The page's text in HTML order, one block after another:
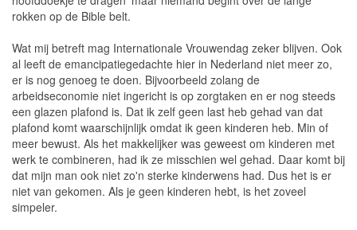
rokken op de Bible belt.
Wat mij betreft mag Internationale Vrouwendag zeker blijven. Ook
al leeft de emancipatiegedachte hier in Nederland niet meer zo,
er is nog genoeg te doen. Bijvoorbeeld zolang de
arbeidseconomie niet ingericht is op zorgtaken en er nog steeds
een glazen plafond is. Dat ik zelf geen last heb gehad van dat
plafond komt waarschijnlijk omdat ik geen kinderen heb. Min of
meer bewust. Als het makkelijker was geweest om kinderen met
werk te combineren, had ik ze misschien wel gehad. Daar komt bij
dat mijn man ook niet zo'n sterke kinderwens had. Dus het is er
niet van gekomen. Als je geen kinderen hebt, is het zoveel
simpeler.